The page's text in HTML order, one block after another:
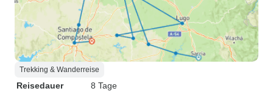
Trekking & Wanderreise
Reisedauer
8 Tage